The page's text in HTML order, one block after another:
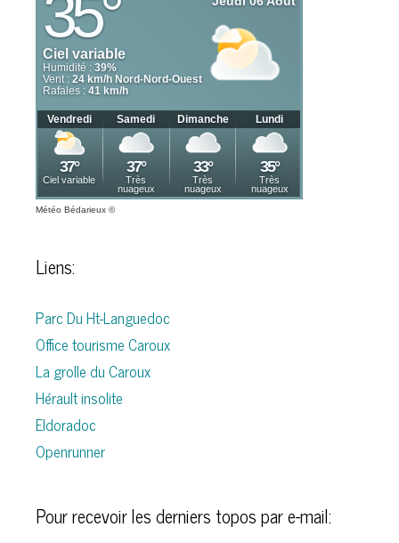
Météo Bédarieux ©
Liens:
Parc Du Ht-Languedoc
Office tourisme Caroux
La grolle du Caroux
Hérault insolite
Eldoradoc
Openrunner
Pour recevoir les derniers topos par e-mail: